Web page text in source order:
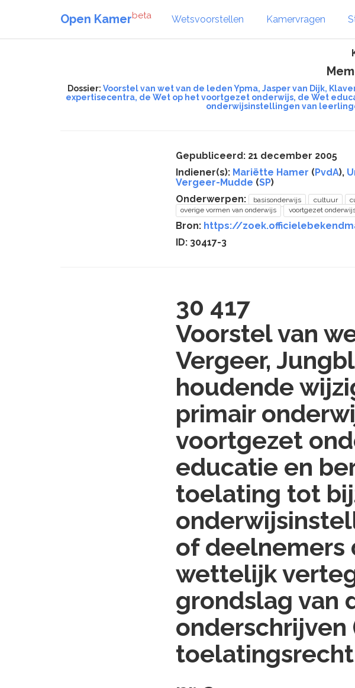
Open Kamerbeta Wetsvoorstellen Kamervragen
Dossier: Voorstel van wet van de leden Ypma, Jasper van Dijk,
expertisecentra, de Wet op het voortgezet onderwijs, de Wet
onderwijsinstellingen van
Gepubliceerd: 21 december 2005
Indiener(s): Mariëtte Hamer (PvdA),
Vergeer-Mudde (SP)
Onderwerpen:
basisonderwijs cultuur
overige vormen van onderwijs
voortgezet
Bron: https://
ID: 30417-3
30 417
Voorstel van
Vergeer,
houdende
primair
voortgezet
educatie en
toelating tot
of deelnemers
wettelijk
grondslag van
onderschrijven